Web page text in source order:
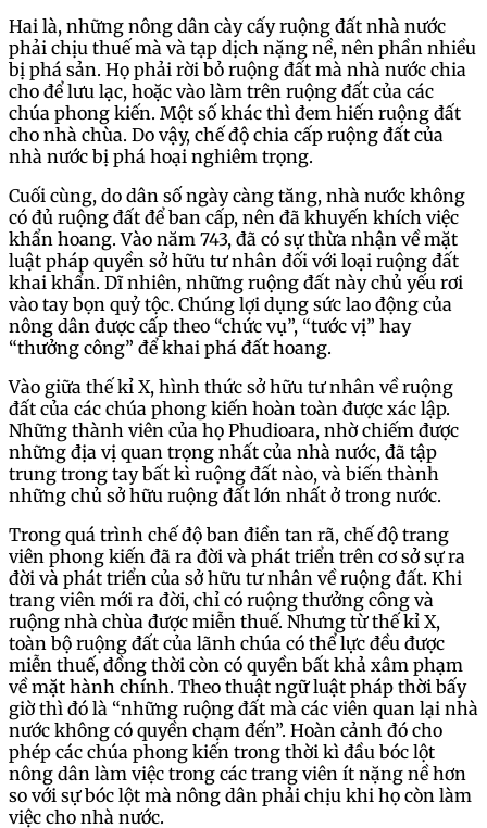
Hai là, những nông dân cày cấy ruộng đất nhà nước
phải chịu thuế mà và tạp dịch nặng nề, nên phần nhiều
bị phá sản. Họ phải rời bỏ ruộng đất mà nhà nước chia
cho để lưu lạc, hoặc vào làm trên ruộng đất của các
chúa phong kiến. Một số khác thì đem hiến ruộng đất
cho nhà chùa. Do vậy, chế độ chia cấp ruộng đất của
nhà nước bị phá hoại nghiêm trọng.
Cuối cùng, do dân số ngày càng tăng, nhà nước không
có đủ ruộng đất để ban cấp, nên đã khuyến khích việc
khẩn hoang. Vào năm 743, đã có sự thừa nhận về mặt
luật pháp quyền sở hữu tư nhân đối với loại ruộng đất
khai khẩn. Dĩ nhiên, những ruộng đất này chủ yếu rơi
vào tay bọn quỷ tộc. Chúng lợi dụng sức lao động của
nông dân được cấp theo “chức vụ”, “tước vị” hay
“thưởng công” để khai phá đất hoang.
Vào giữa thế kỉ X, hình thức sở hữu tư nhân về ruộng
đất của các chúa phong kiến hoàn toàn được xác lập.
Những thành viên của họ Phudioara, nhờ chiếm được
những địa vị quan trọng nhất của nhà nước, đã tập
trung trong tay bất kì ruộng đất nào, và biến thành
những chủ sở hữu ruộng đất lớn nhất ở trong nước.
Trong quá trình chế độ ban điền tan rã, chế độ trang
viên phong kiến đã ra đời và phát triển trên cơ sở sự ra
đời và phát triển của sở hữu tư nhân về ruộng đất. Khi
trang viên mới ra đời, chỉ có ruộng thưởng công và
ruộng nhà chùa được miễn thuế. Nhưng từ thế kỉ X,
toàn bộ ruộng đất của lãnh chúa có thể lực đều được
miễn thuế, đồng thời còn có quyền bất khả xâm phạm
về mặt hành chính. Theo thuật ngữ luật pháp thời bấy
giờ thì đó là “những ruộng đất mà các viên quan lại nhà
nước không có quyền chạm đến”. Hoàn cảnh đó cho
phép các chúa phong kiến trong thời kì đầu bóc lột
nông dân làm việc trong các trang viên ít nặng nề hơn
so với sự bóc lột mà nông dân phải chịu khi họ còn làm
việc cho nhà nước.